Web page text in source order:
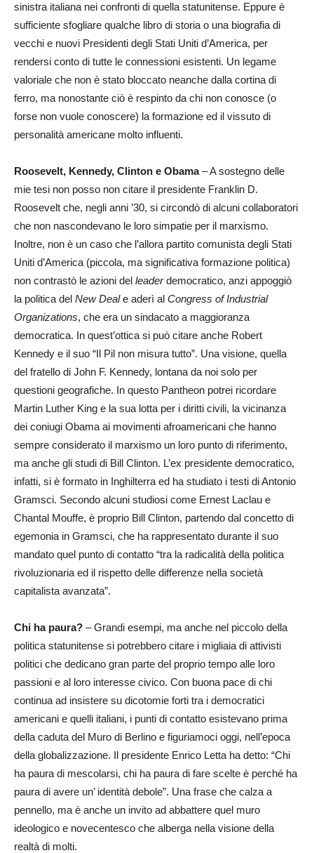
sinistra italiana nei confronti di quella statunitense. Eppure è
sufficiente sfogliare qualche libro di storia o una biografia di
vecchi e nuovi Presidenti degli Stati Uniti d’America, per
rendersi conto di tutte le connessioni esistenti. Un legame
valoriale che non è stato bloccato neanche dalla cortina di
ferro, ma nonostante ciò è respinto da chi non conosce (o
forse non vuole conoscere) la formazione ed il vissuto di
personalità americane molto influenti.
Roosevelt, Kennedy, Clinton e Obama– A sostegno delle
mie tesi non posso non citare il presidente Franklin D.
Roosevelt che, negli anni ’30, si circondò di alcuni collaboratori
che non nascondevano le loro simpatie per il marxismo.
Inoltre, non è un caso che l’allora partito comunista degli Stati
Uniti d’America (piccola, ma significativa formazione politica)
non contrastò le azioni del leaderdemocratico, anzi appoggiò
la politica del New Deale aderì al Congress of Industrial
Organizations, che era un sindacato a maggioranza
democratica. In quest’ottica si può citare anche Robert
Kennedy e il suo “Il Pil non misura tutto”. Una visione, quella
del fratello di John F. Kennedy, lontana da noi solo per
questioni geografiche. In questo Pantheon potrei ricordare
Martin Luther King e la sua lotta per i diritti civili, la vicinanza
dei coniugi Obama ai movimenti afroamericani che hanno
sempre considerato il marxismo un loro punto di riferimento,
ma anche gli studi di Bill Clinton. L’ex presidente democratico,
infatti, si è formato in Inghilterra ed ha studiato i testi di Antonio
Gramsci. Secondo alcuni studiosi come Ernest Laclau e
Chantal Mouffe, è proprio Bill Clinton, partendo dal concetto di
egemonia in Gramsci, che ha rappresentato durante il suo
mandato quel punto di contatto “tra la radicalità della politica
rivoluzionaria ed il rispetto delle differenze nella società
capitalista avanzata”.
Chi ha paura? – Grandi esempi, ma anche nel piccolo della
politica statunitense si potrebbero citare i migliaia di attivisti
politici che dedicano gran parte del proprio tempo alle loro
passioni e al loro interesse civico. Con buona pace di chi
continua ad insistere su dicotomie forti tra i democratici
americani e quelli italiani, i punti di contatto esistevano prima
della caduta del Muro di Berlino e figuriamoci oggi, nell’epoca
della globalizzazione. Il presidente Enrico Letta ha detto: “Chi
ha paura di mescolarsi, chi ha paura di fare scelte è perché ha
paura di avere un’ identità debole”. Una frase che calza a
pennello, ma è anche un invito ad abbattere quel muro
ideologico e novecentesco che alberga nella visione della
realtà di molti.